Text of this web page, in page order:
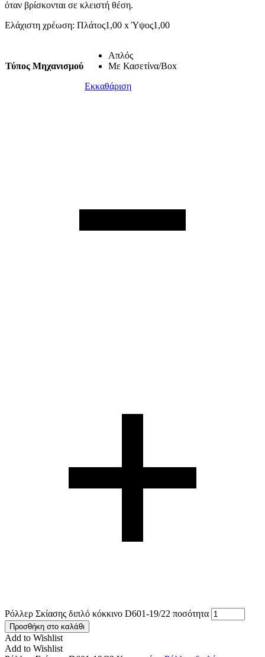
όταν βρίσκονται σε κλειστή θέση.
Ελάχιστη χρέωση: Πλάτος1,00 x Ύψος1,00
Τύπος Μηχανισμού
Απλός
Με Κασετίνα/Box
Εκκαθάριση
Ρόλλερ Σκίασης διπλό κόκκινο D601-19/22 ποσότητα
Προσθήκη στο καλάθι
Add to Wishlist
Add to Wishlist